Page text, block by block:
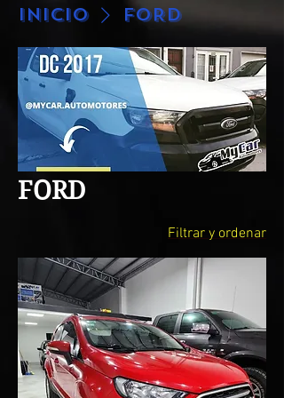
Inicio FORD
FORD
Filtrar y ordenar